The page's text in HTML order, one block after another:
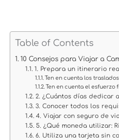
Table of Contents
10 Consejos para Viajar a
1. Prepara un itinerario
Ten en cuenta los traslados
Ten en cuenta el esfuerzo
2. ¿Cuántos días dedicar
3. Conocer todos los
4. Viajar con seguro de
5. ¿Qué moneda utilizar:
6. Utiliza una tarjeta sin